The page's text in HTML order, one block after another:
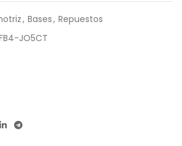
, Bases, Repuestos
JO5CT